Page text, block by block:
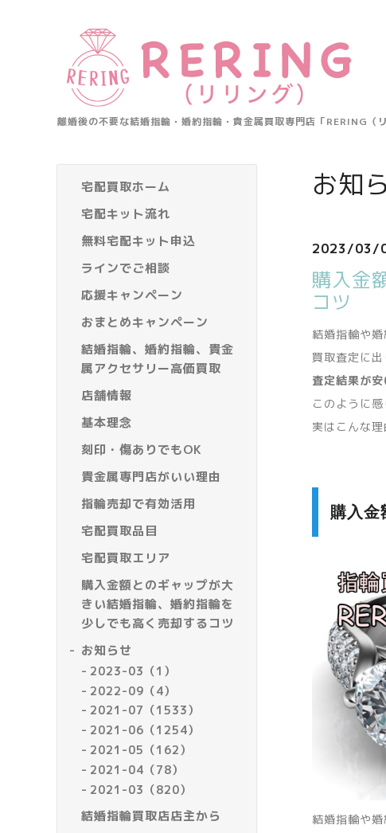
離婚後の不要な結婚指輪・婚約指輪・貴金属買取専門店「RERING（
宅配買取ホーム
宅配キット流れ
無料宅配キット申込
ラインでご相談
応援キャンペーン
おまとめキャンペーン
結婚指輪、婚約指輪、貴金
属アクセサリー高価買取
店舗情報
基本理念
刻印・傷ありでもOK
貴金属専門店がいい理由
指輪売却で有効活用
宅配買取品目
宅配買取エリア
購入金額とのギャップが大
きい結婚指輪、婚約指輪を
少しでも高く売却するコツ
お知らせ
2023-03（1）
2022-09（4）
2021-07（1533）
2021-06（1254）
2021-05（162）
2021-04（78）
2021-03（820）
結婚指輪買取店店主から
お知
2023/03/
購入金
コツ
結婚指輪や婚
買取査定に
査定結果が安
このように
実はこんな理
購入金
結婚指輪や